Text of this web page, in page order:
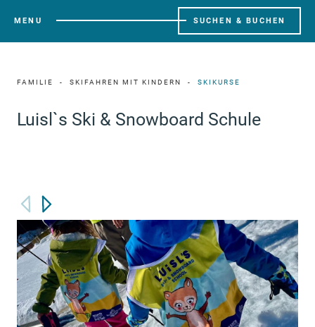
MENU SUCHEN & BUCHEN
FAMILIE SKIFAHREN MIT KINDERN SKIKURSE
Luisl`s Ski & Snowboard Schule